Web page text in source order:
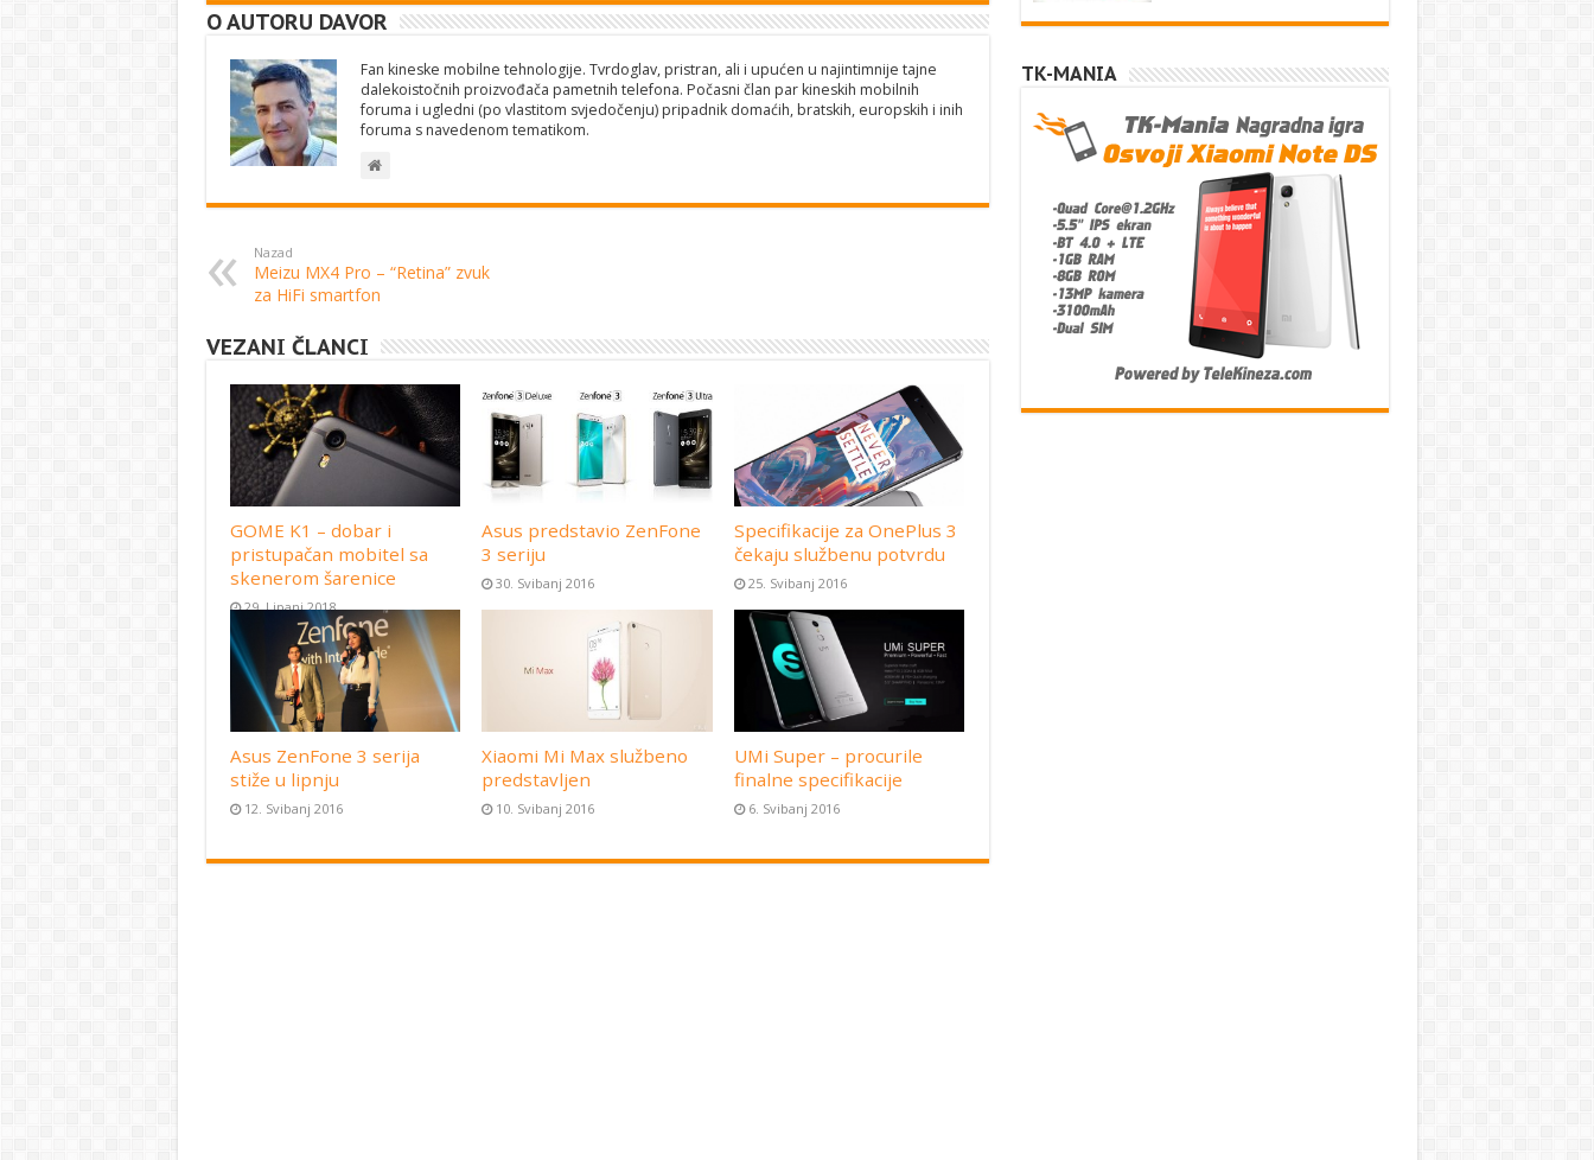
O AUTORU DAVOR
Fan kineske mobilne tehnologije. Tvrdoglav, pristran, ali i upućen u najintimnije tajne
dalekoistočnih proizvođača pametnih telefona. Počasni član par kineskih mobilnih
foruma i ugledni (po vlastitom svjedočenju) pripadnik domaćih, bratskih, europskih i inih
foruma s navedenom tematikom.
Nazad
Meizu MX4 Pro – “Retina” zvuk
za HiFi smartfon
VEZANI ČLANCI
GOME K1 – dobar i
pristupačan mobitel sa
skenerom šarenice
29. Lipanj 2018
Asus predstavio ZenFone
3 seriju
30. Svibanj 2016
Specifikacije za OnePlus 3
čekaju službenu potvrdu
25. Svibanj 2016
Asus ZenFone 3 serija
stiže u lipnju
12. Svibanj 2016
Xiaomi Mi Max službeno
predstavljen
10. Svibanj 2016
UMi Super – procurile
finalne specifikacije
6. Svibanj 2016
TK-MANIA